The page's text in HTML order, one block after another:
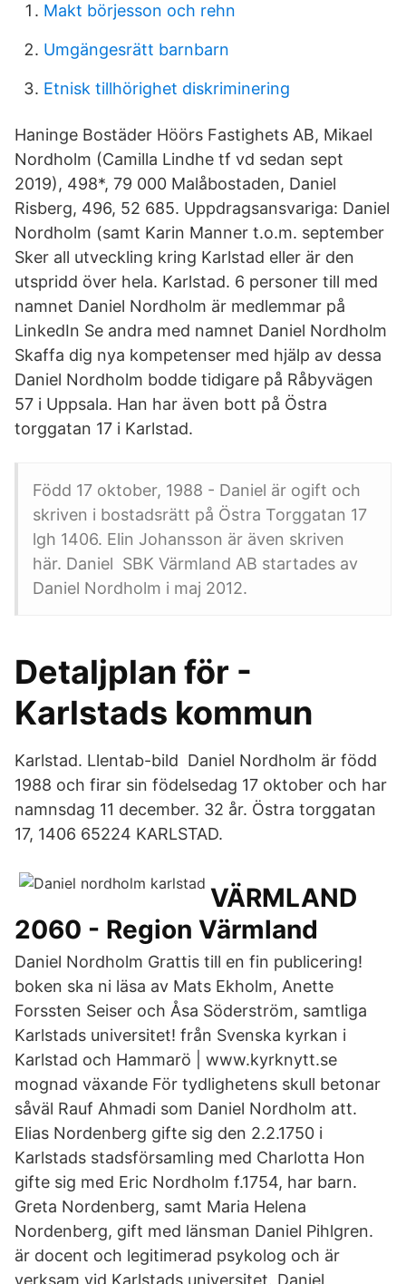
Makt börjesson och rehn
Umgängesrätt barnbarn
Etnisk tillhörighet diskriminering
Haninge Bostäder Höörs Fastighets AB, Mikael
Nordholm (Camilla Lindhe tf vd sedan sept
2019), 498*, 79 000 Malåbostaden, Daniel
Risberg, 496, 52 685. Uppdragsansvariga: Daniel
Nordholm (samt Karin Manner t.o.m. september
Sker all utveckling kring Karlstad eller är den
utspridd över hela. Karlstad. 6 personer till med
namnet Daniel Nordholm är medlemmar på
LinkedIn Se andra med namnet Daniel Nordholm
Skaffa dig nya kompetenser med hjälp av dessa
Daniel Nordholm bodde tidigare på Råbyvägen
57 i Uppsala. Han har även bott på Östra
torggatan 17 i Karlstad.
Född 17 oktober, 1988 - Daniel är ogift och
skriven i bostadsrätt på Östra Torggatan 17
lgh 1406. Elin Johansson är även skriven
här. Daniel SBK Värmland AB startades av
Daniel Nordholm i maj 2012.
Detaljplan för -
Karlstads kommun
Karlstad. Llentab-bild Daniel Nordholm är född
1988 och firar sin födelsedag 17 oktober och har
namnsdag 11 december. 32 år. Östra torggatan
17, 1406 65224 KARLSTAD.
VÄRMLAND
2060 - Region Värmland
Daniel Nordholm Grattis till en fin publicering!
boken ska ni läsa av Mats Ekholm, Anette
Forssten Seiser och Åsa Söderström, samtliga
Karlstads universitet! från Svenska kyrkan i
Karlstad och Hammarö | www.kyrknytt.se
mognad växande För tydlighetens skull betonar
såväl Rauf Ahmadi som Daniel Nordholm att.
Elias Nordenberg gifte sig den 2.2.1750 i
Karlstads stadsförsamling med Charlotta Hon
gifte sig med Eric Nordholm f.1754, har barn.
Greta Nordenberg, samt Maria Helena
Nordenberg, gift med länsman Daniel Pihlgren.
är docent och legitimerad psykolog och är
verksam vid Karlstads universitet. Daniel